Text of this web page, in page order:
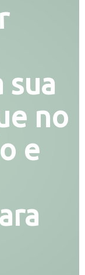
sua
no
e